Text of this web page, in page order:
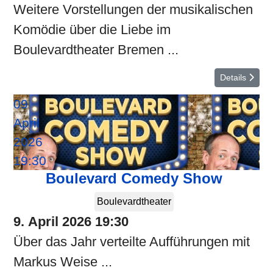
Weitere Vorstellungen der musikalischen
Komödie über die Liebe im
Boulevardtheater Bremen ...
Details
09
April
2026
19:30
Boulevard Comedy Show
Boulevardtheater
9. April 2026 19:30
Über das Jahr verteilte Aufführungen mit
Markus Weise ...